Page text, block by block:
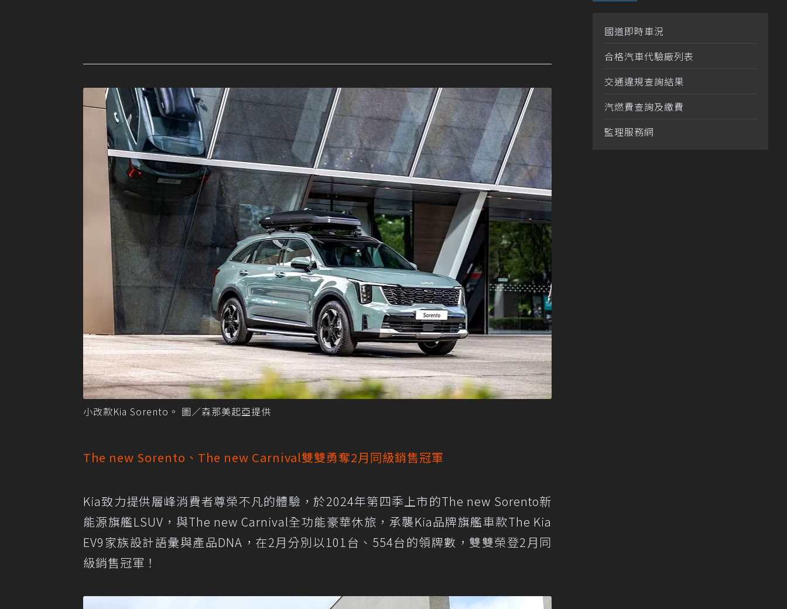
小改款Kia Sorento。 圖／森那美起亞提供
The new Sorento、The new Carnival雙雙勇奪2月同級銷售冠軍
Kia致力提供層峰消費者尊榮不凡的體驗，於2024年第四季上市的The new Sorento新
能源旗艦LSUV，與The new Carnival全功能豪華休旅，承襲Kia品牌旗艦車款The Kia
EV9家族設計語彙與產品DNA，在2月分別以101台、554台的領牌數，雙雙榮登2月同
級銷售冠軍！
國道即時車況
合格汽車代驗廠列表
交通違規查詢結果
汽燃費查詢及繳費
監理服務網